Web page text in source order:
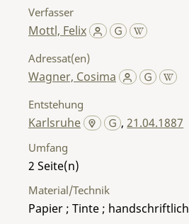
Verfasser
Mottl, Felix
Adressat(en)
Wagner, Cosima
Entstehung
Karlsruhe ,21.04.1887
Umfang
2
Material/Technik
Papier ; Tinte ; handschriftlich